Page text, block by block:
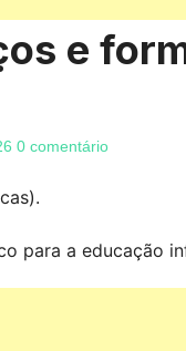
e
0 comentário
para a educação